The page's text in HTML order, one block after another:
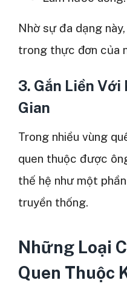
Nhờ sự đa dạng
trong thực đơn của
3. Gắn Liền
Gian
Trong nhiều vùng
quen thuộc được
thế hệ như một
truyền thống.
Những Loại
Quen Thuộc